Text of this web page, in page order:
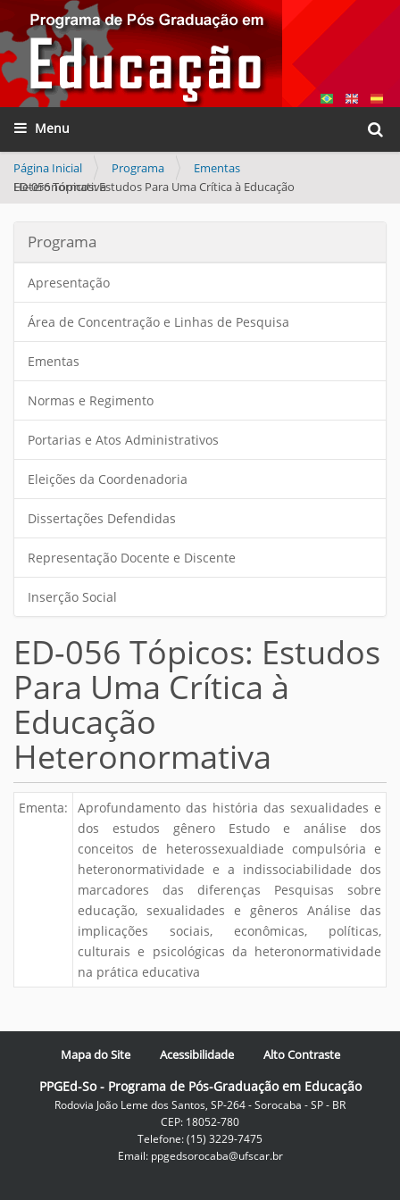
Busca
Toggle navigation
Página Inicial Programa
Ementas
ED-056 Tópicos: Estudos Para Uma Crítica à Educação Heteronormativa
Programa
Apresentação
Área de Concentração e Linhas de Pesquisa
Ementas
Normas e Regimento
Portarias e Atos Administrativos
Eleições da Coordenadoria
Dissertações Defendidas
Representação Docente e Discente
Inserção Social
ED-056 Tópicos: Estudos
Para Uma Crítica à
Educação
Heteronormativa
Ementa:
Aprofundamento das história das sexualidades e
dos estudos gênero Estudo e análise dos
conceitos de heterossexualdiade compulsória e
heteronormatividade e a indissociabilidade dos
marcadores das diferenças Pesquisas sobre
educação, sexualidades e gêneros Análise das
implicações sociais, econômicas, políticas,
culturais e psicológicas da heteronormatividade
na prática educativa
Mapa do Site Acessibilidade Alto Contraste
PPGEd-So - Programa de Pós-Graduação em Educação
Rodovia João Leme dos Santos, SP-264 - Sorocaba - SP - BR
CEP: 18052-780
Telefone: (15) 3229-7475
Email: ppgedsorocaba@ufscar.br